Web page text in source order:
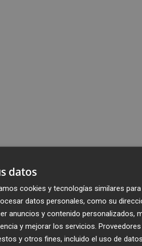
datos
cookies y tecnologías similares para
datos personales, como su
anuncios y contenido personalizados,
y mejorar los servicios.
y otros fines, incluido el uso de